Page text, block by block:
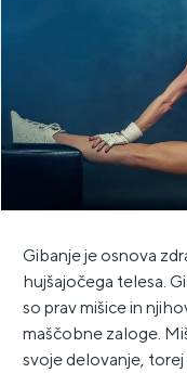
Gibanje je osnova
hujšajočega telesa.
so prav mišice in
maščobne zaloge.
svoje delovanje, torej